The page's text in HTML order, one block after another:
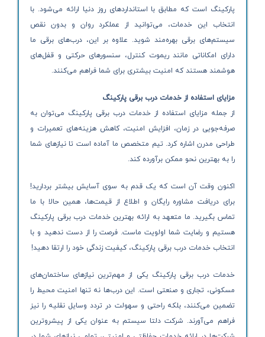
پارکینگ است که مطابق با استانداردهای روز دنیا ارائه می‌شود. با
انتخاب این خدمات، می‌توانید از عملکرد روان و بدون نقص
سیستم‌های برقی بهره‌مند شوید. علاوه بر این، درب‌های برقی ما
دارای امکاناتی مانند ریموت کنترل، سنسورهای حرکتی و قفل‌های
هوشمند هستند که امنیت بیشتری برای شما فراهم می‌کنند.
مزایای استفاده از خدمات درب برقی پارکینگ
از جمله مزایای استفاده از خدمات درب برقی پارکینگ می‌توان به
صرفه‌جویی در زمان، افزایش امنیت، کاهش هزینه‌های تعمیرات و
طراحی مدرن اشاره کرد. تیم متخصص ما آماده است تا نیازهای شما
را به بهترین نحو ممکن برآورده کند.
اکنون وقت آن است که یک قدم به سوی آسایش بیشتر بردارید!
برای دریافت مشاوره رایگان و اطلاع از قیمت‌ها، همین حالا با ما
تماس بگیرید. ما متعهد به ارائه بهترین خدمات درب برقی پارکینگ
هستیم و رضایت شما اولویت ماست. فرصت را از دست ندهید و با
انتخاب خدمات درب برقی پارکینگ، کیفیت زندگی خود را ارتقا دهید!
خدمات درب برقی پارکینگ یکی از مهم‌ترین نیازهای ساختمان‌های
مسکونی، تجاری و صنعتی است. این درب‌ها نه تنها امنیت محیط را
تضمین می‌کنند، بلکه راحتی و سهولت در تردد وسایل نقلیه را نیز
فراهم می‌آورند. شرکت دلتا سیستم به عنوان یکی از پیشروترین